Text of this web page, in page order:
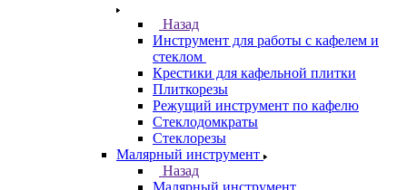
Назад
Инструмент для работы с кафелем и
стеклом
Крестики для кафельной плитки
Плиткорезы
Режущий инструмент по кафелю
Стеклодомкраты
Стеклорезы
Малярный инструмент
Назад
Малярный инструмент